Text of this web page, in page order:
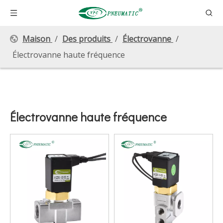
Maison / Des produits / Électrovanne /
Électrovanne haute fréquence
Électrovanne haute fréquence